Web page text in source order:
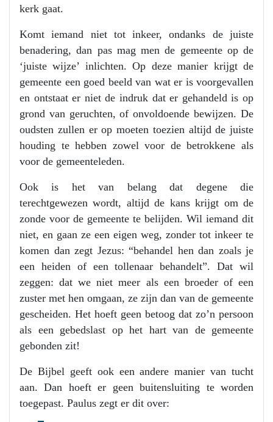
kerk gaat.
Komt iemand niet tot inkeer, ondanks de juiste
benadering, dan pas mag men de gemeente op de
‘juiste wijze’ inlichten. Op deze manier krijgt de
gemeente een goed beeld van wat er is voorgevallen
en ontstaat er niet de indruk dat er gehandeld is op
grond van geruchten, of onvoldoende bewijzen. De
oudsten zullen er op moeten toezien altijd de juiste
houding te hebben zowel voor de betrokkene als
voor de gemeenteleden.
Ook is het van belang dat degene die
terechtgewezen wordt, altijd de kans krijgt om de
zonde voor de gemeente te belijden. Wil iemand dit
niet, en gaan ze een eigen weg, zonder tot inkeer te
komen dan zegt Jezus: “behandel hen dan zoals je
een heiden of een tollenaar behandelt”. Dat wil
zeggen: dat we niet meer als een broeder of een
zuster met hen omgaan, ze zijn dan van de gemeente
gescheiden. Het hoeft geen betoog dat zo’n persoon
als een gebedslast op het hart van de gemeente
gebonden zit!
De Bijbel geeft ook een andere manier van tucht
aan. Dan hoeft er geen buitensluiting te worden
toegepast. Paulus zegt er dit over: